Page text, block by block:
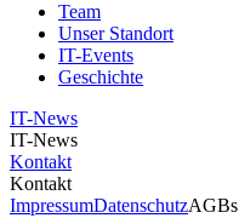
Team
Unser Standort
IT-Events
Geschichte
IT-News
IT-News
Kontakt
Kontakt
ImpressumDatenschutzAGBs